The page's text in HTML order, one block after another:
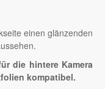
einen glänzenden
die hintere Kamera
kompatibel.